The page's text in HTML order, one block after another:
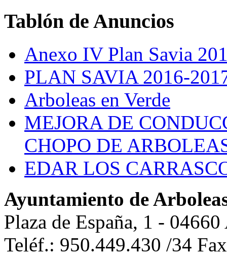
Tablón de Anuncios
Anexo IV Plan Savia
PLAN SAVIA 2016-
Arboleas en Verde
MEJORA DE
CHOPO DE
EDAR LOS
Ayuntamiento de
Plaza de España, 1 -
Teléf.: 950.449.430 /34